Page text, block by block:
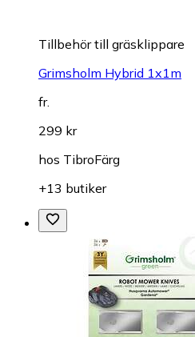
Tillbehör till gräsklippare
Grimsholm Hybrid 1x1m
fr.
299 kr
hos TibroFärg
+13 butiker